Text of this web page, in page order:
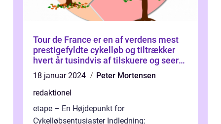
Tour de France er en af verdens mest
prestigefyldte cykelløb og tiltrækker
hvert år tusindvis af tilskuere og seere
fra hele verden
18 januar 2024
Peter Mortensen
redaktionel
etape – En Højdepunkt for
Cykelløbsentusiaster Indledning: